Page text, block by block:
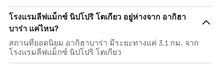
โรงแรมลีฟแม็กซ์ นิปโปริ โตเกียว อยู่ห่างจาก อากิฮา
บาร่า แค่ไหน?
สถานที่ยอดนิยม อากิฮาบาร่า มีระยะทางแค่ 3.1 กม. จาก
โรงแรมลีฟแม็กซ์ นิปโปริ โตเกียว